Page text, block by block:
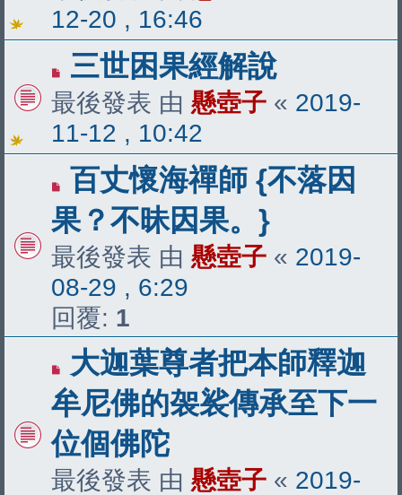
12-20 , 16:46
三世困果經解說
最後發表 由 懸壺子 « 2019-
11-12 , 10:42
百丈懷海禪師 {不落因
果？不昧因果。}
最後發表 由 懸壺子 « 2019-
08-29 , 6:29
回覆: 1
大迦葉尊者把本師釋迦
牟尼佛的袈裟傳承至下一
位個佛陀
最後發表 由 懸壺子 « 2019-